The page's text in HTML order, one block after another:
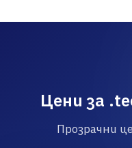
Цени за
Прозрачни